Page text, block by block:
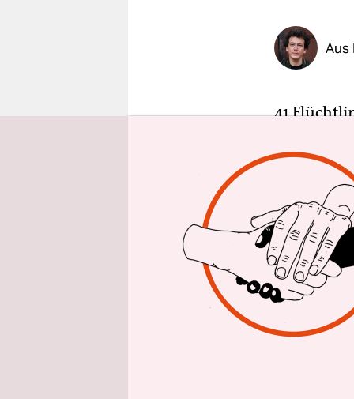
Aus
41
bei
der
sollen
werfe ein
Afrika“, so
oder dem
Im
eine